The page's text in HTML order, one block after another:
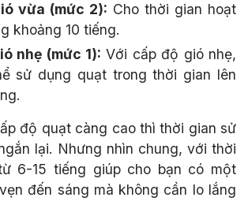
vừa (mức 2): Cho thời gian hoạt
khoảng 10 tiếng.
nhẹ (mức 1): Với cấp độ gió nhẹ,
sử dụng quạt trong thời gian lên
độ quạt càng cao thì thời gian sử
lại. Nhưng nhìn chung, với thời
6-15 tiếng giúp cho bạn có một
đến sáng mà không cần lo lắng